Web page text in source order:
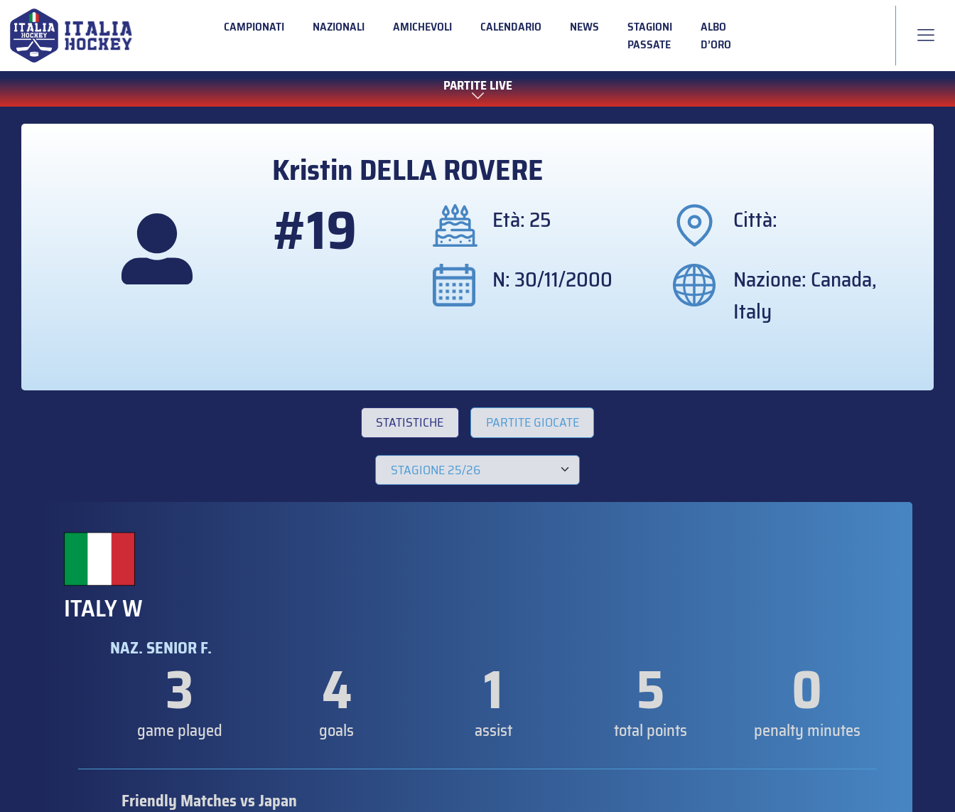
CAMPIONATI NAZIONALI AMICHEVOLI CALENDARIO NEWS
STAGIONI
PASSATE
ALBO
D’ORO
PARTITE LIVE
Kristin DELLA ROVERE
#19 Età: 25
Città:
N: 30/11/2000
Nazione: Canada,
Italy
STATISTICHE PARTITE GIOCATE
ITALY W
NAZ. SENIOR F.
3
game played 4
goals 1
assist 5
total points 0
penalty minutes
Friendly Matches vs Japan